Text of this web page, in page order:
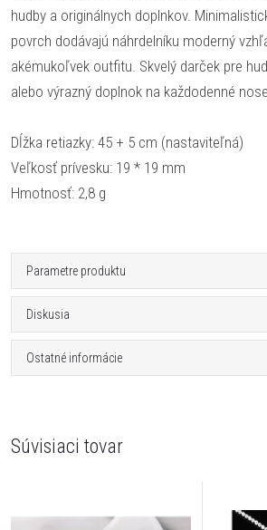
hudby a originálnych doplnkov.
povrch dodávajú náhrdelníku moderný
akémukoľvek outfitu. Skvelý darček pre
alebo výrazný doplnok na každodenné
Dĺžka retiazky: 45 + 5 cm (nastaviteľná)
Veľkosť prívesku: 19 * 19 mm
Hmotnosť: 2,8 g
Parametre produktu
Diskusia
Ostatné informácie
Súvisiaci tovar